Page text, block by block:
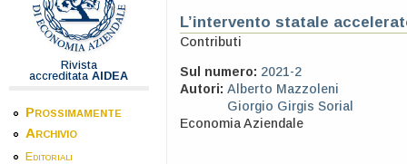
Rivista
accreditataAIDEA
Prossimamente
Archivio
Editoriali
L’intervento statale
Contributi
Sul numero: 2021-2
Autori: Alberto Mazzoleni
Giorgio Girgis Sorial
Economia Aziendale